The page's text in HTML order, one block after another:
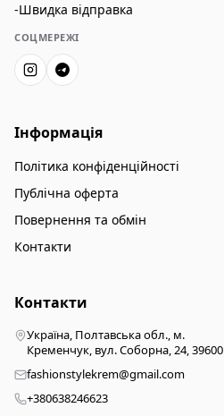
-Швидка відправка
СОЦМЕРЕЖІ
Інформація
Політика конфіденційності
Публічна оферта
Повернення та обмін
Контакти
Контакти
Україна, Полтавська обл., м.
Кременчук, вул. Соборна, 24, 39600
fashionstylekrem@gmail.com
+380638246623